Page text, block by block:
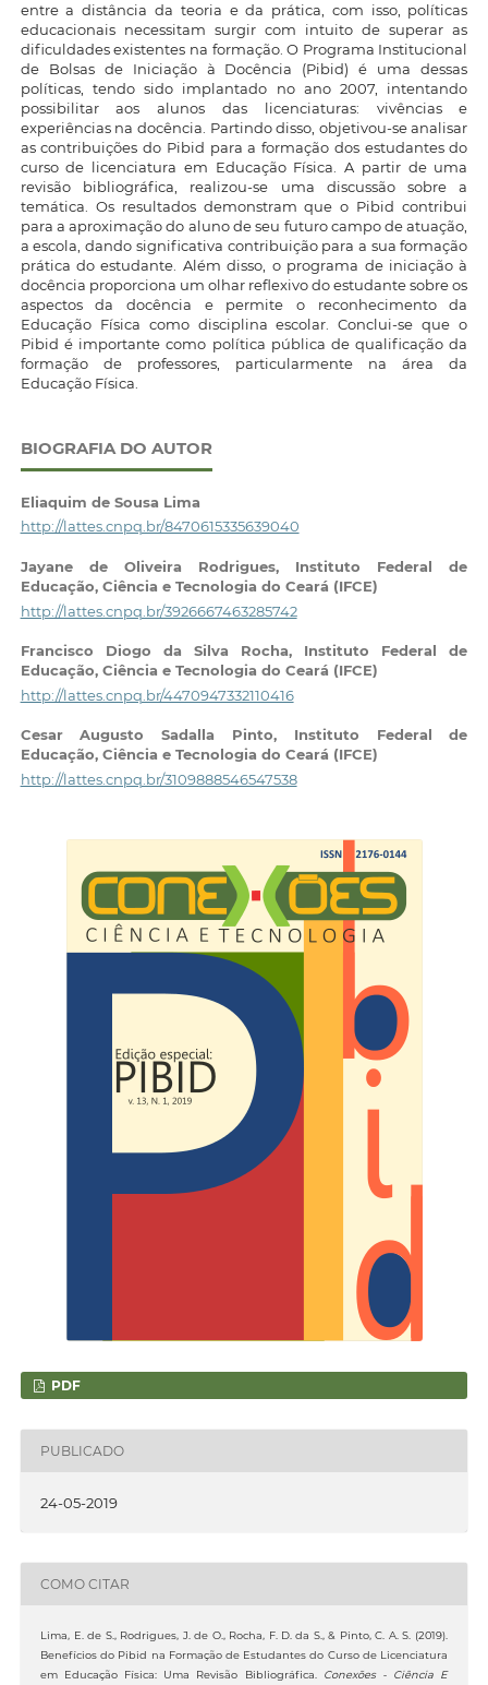
entre a distância da teoria e da prática, com isso, políticas
educacionais necessitam surgir com intuito de superar as
dificuldades existentes na formação. O Programa Institucional
de Bolsas de Iniciação à Docência (Pibid) é uma dessas
políticas, tendo sido implantado no ano 2007, intentando
possibilitar aos alunos das licenciaturas: vivências e
experiências na docência. Partindo disso, objetivou-se analisar
as contribuições do Pibid para a formação dos estudantes do
curso de licenciatura em Educação Física. A partir de uma
revisão bibliográfica, realizou-se uma discussão sobre a
temática. Os resultados demonstram que o Pibid contribui
para a aproximação do aluno de seu futuro campo de atuação,
a escola, dando significativa contribuição para a sua formação
prática do estudante. Além disso, o programa de iniciação à
docência proporciona um olhar reflexivo do estudante sobre os
aspectos da docência e permite o reconhecimento da
Educação Física como disciplina escolar. Conclui-se que o
Pibid é importante como política pública de qualificação da
formação de professores, particularmente na área da
Educação Física.
BIOGRAFIA DO AUTOR
Eliaquim de Sousa Lima
http://lattes.cnpq.br/8470615335639040
Jayane de Oliveira Rodrigues, Instituto Federal de
Educação, Ciência e Tecnologia do Ceará (IFCE)
http://lattes.cnpq.br/3926667463285742
Francisco Diogo da Silva Rocha, Instituto Federal de
Educação, Ciência e Tecnologia do Ceará (IFCE)
http://lattes.cnpq.br/4470947332110416
Cesar Augusto Sadalla Pinto, Instituto Federal de
Educação, Ciência e Tecnologia do Ceará (IFCE)
http://lattes.cnpq.br/3109888546547538
PDF
PUBLICADO
24-05-2019
COMO CITAR
Lima, E. de S., Rodrigues, J. de O., Rocha, F. D. da S., & Pinto, C. A. S. (2019).
Benefícios do Pibid na Formação de Estudantes do Curso de Licenciatura
em Educação Física: Uma Revisão Bibliográfica.
Conexões - Ciência E